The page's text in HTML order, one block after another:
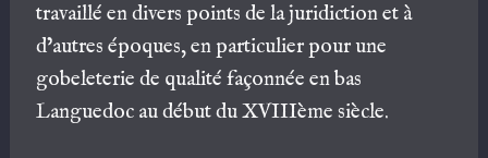
travaillé en divers points de la juridiction et à
d’autres époques, en particulier pour une
gobeleterie de qualité façonnée en bas
Languedoc au début du XVIIIème siècle.